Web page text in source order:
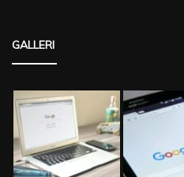
GALLERI